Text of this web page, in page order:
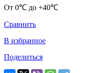
От 0℃ до +40℃
Сравнить
В избранное
Поделиться